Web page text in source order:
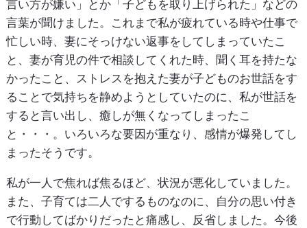
言い方が嫌い」とか「子どもを取り上げられた」などの
言葉が聞けました。これまで私が疲れている時や仕事で
忙しい時、妻にそっけない返事をしてしまっていたこ
と、妻が育児の件で相談してくれた時、聞く耳を持たな
かったこと、ストレスを抱えた妻が子どものお世話をす
ることで気持ちを静めようとしていたのに、私が世話を
すると言い出し、癒しが無くなってしまったこ
と・・・。いろいろな要因が重なり、感情が爆発してし
まったそうです。
私が一人で焦れば焦るほど、状況が悪化していました。
また、子育ては二人でするものなのに、自分の思い付き
で行動してばかりだったと痛感し、反省しました。今後